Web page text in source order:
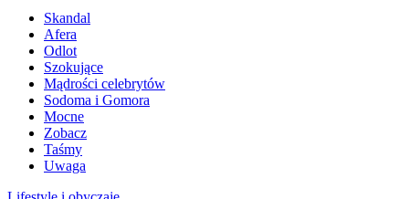
Skandal
Afera
Odlot
Szokujące
Mądrości celebrytów
Sodoma i Gomora
Mocne
Zobacz
Taśmy
Uwaga